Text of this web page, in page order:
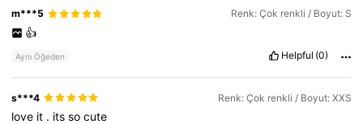
m***5 Renk: Çok renkli / Boyut: S
👍
Aynı Öğeden Helpful (0)
s***4 Renk: Çok renkli / Boyut: XXS
love it . itssocute